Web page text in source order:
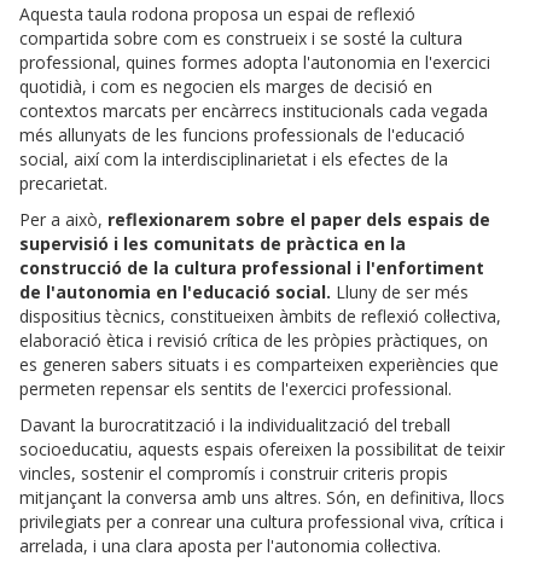
Aquesta taula rodona proposa un espai de reflexió
compartida sobre com es construeix i se sosté la cultura
professional, quines formes adopta l'autonomia en l'exercici
quotidià, i com es negocien els marges de decisió en
contextos marcats per encàrrecs institucionals cada vegada
més allunyats de les funcions professionals de l'educació
social, així com la interdisciplinarietat i els efectes de la
precarietat.
Per a això, reflexionarem sobre el paper dels espais de
supervisió i les comunitats de pràctica en la
construcció de la cultura professional i l'enfortiment
de l'autonomia en l'educació social. Lluny de ser més
dispositius tècnics, constitueixen àmbits de reflexió col·lectiva,
elaboració ètica i revisió crítica de les pròpies pràctiques, on
es generen sabers situats i es comparteixen experiències que
permeten repensar els sentits de l'exercici professional.
Davant la burocratització i la individualització del treball
socioeducatiu, aquests espais ofereixen la possibilitat de teixir
vincles, sostenir el compromís i construir criteris propis
mitjançant la conversa amb uns altres. Són, en definitiva, llocs
privilegiats per a conrear una cultura professional viva, crítica i
arrelada, i una clara aposta per l'autonomia col·lectiva.